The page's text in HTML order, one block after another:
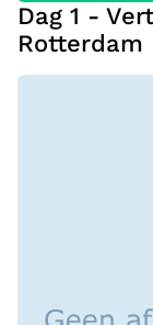
Dag 1 -
Rotterdam